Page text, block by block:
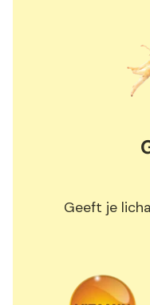
Geeft je